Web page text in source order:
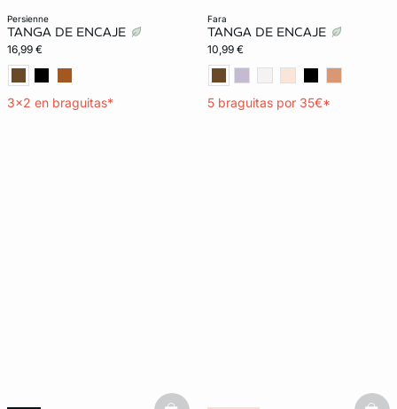
persienne
TANGA DE ENCAJE
16,99 €
3x2 en braguitas*
fara
TANGA DE ENCAJE
10,99 €
5 braguitas por 35€*